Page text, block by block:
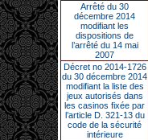
Arrêté du 30
décembre 2014
modifiant les
dispositions de
l’arrêté du 14 mai
2007
Décret no 2014-1726
du 30 décembre 2014
modifiant la liste des
jeux autorisés dans
les casinos fixée par
l’article D. 321-13 du
code de la sécurité
intérieure